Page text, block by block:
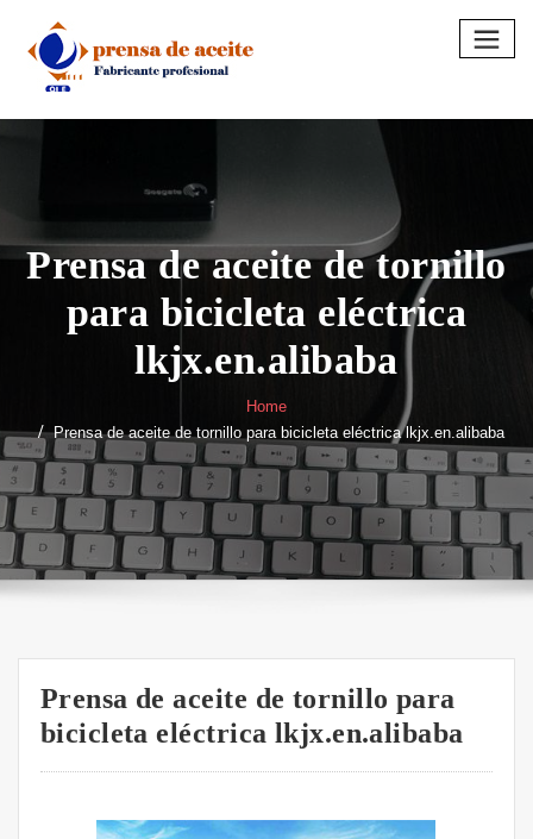
content
Prensa de aceite de tornillo
para bicicleta eléctrica
lkjx.en.alibaba
Home
Prensa de aceite de tornillo para bicicleta eléctrica lkjx.en.alibaba
Prensa de aceite de tornillo para
bicicleta eléctrica lkjx.en.alibaba